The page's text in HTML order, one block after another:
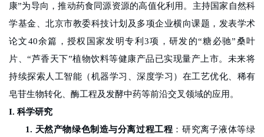
资
队
学
康”为导向，推动药食同源资源的高值化利用。主持国家自然科
学基金、北京市教委科技计划及多项企业横向课题，发表学术
论文40余篇，授权国家发明专利 3项，研发的“糖必驰”桑叶
片、“芦香天下”植物饮料等健康产品已实现量产上市。未来将
持续探索人工智能（机器学习、深度学习）在工艺优化、稀有
皂苷生物转化、酶工程及发酵中药等前沿交叉领域的应用。
I. 科学研究
1. 天然产物绿色制造与分离过程工程 ：研究离子液体等绿